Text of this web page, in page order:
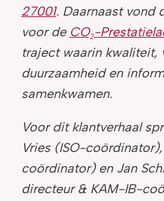
27001. Daarnaast vond
voor de CO₂-
traject waarin kwaliteit,
duurzaamheid en
samenkwamen.
Voor dit klantverhaal
Vries (ISO-
coördinator) en Jan
directeur & KAM-IB-